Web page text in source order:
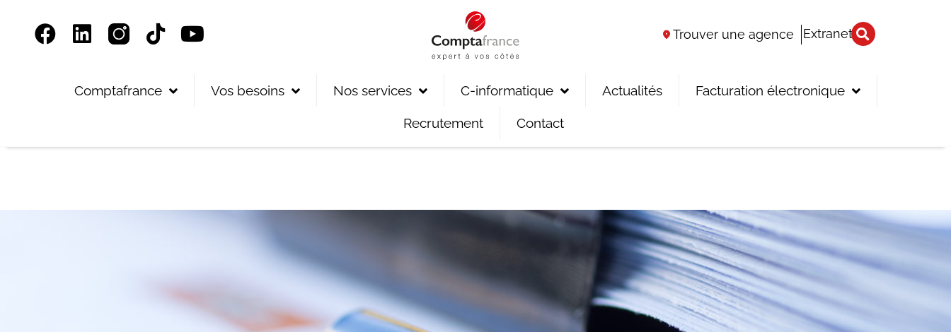
Trouver une agence Extranet
Comptafrance Vos besoins Nos services C-informatique Actualités Facturation électronique
Recrutement Contact